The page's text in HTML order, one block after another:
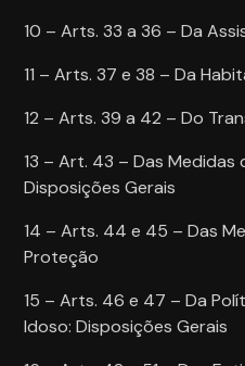
10 – Arts. 33 a 36 – Da
11 – Arts. 37 e 38 – Da
12 – Arts. 39 a 42 – Do
13 – Art. 43 – Das Medidas
Disposições Gerais
14 – Arts. 44 e 45 – Das
Proteção
15 – Arts. 46 e 47 – Da
Idoso: Disposições Gerais